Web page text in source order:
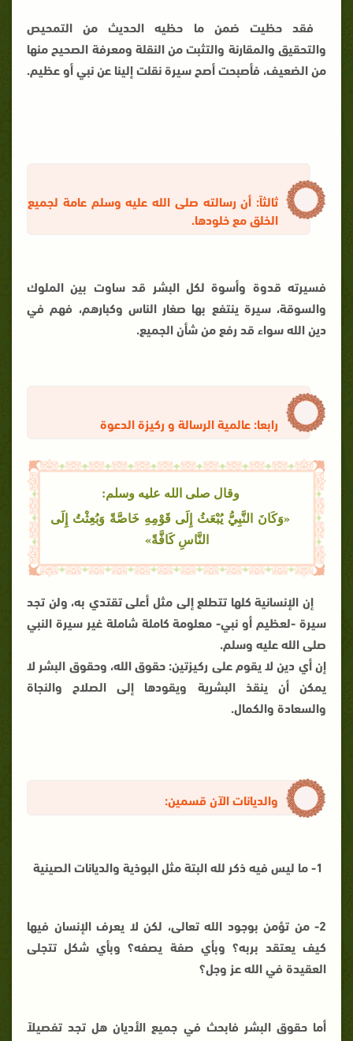
فقد حظيت ضمن ما حظيه الحديث من التمحيص
والتحقيق والمقارنة والتثبت من النقلة ومعرفة الصحيح منها
من الضعيف، فأصبحت أصح سيرة نقلت إلينا عن نبي أو عظيم.
ثالثاً: أن رسالته صلى الله عليه وسلم عامة لجميع
الخلق مع خلودها.
فسيرته قدوة وأسوة لكل البشر قد ساوت بين الملوك
والسوقة، سيرة ينتفع بها صغار الناس وكبارهم، فهم في
دين الله سواء قد رفع من شأن الجميع.
رابعا: عالمية الرسالة و ركيزة الدعوة
وقال صلى الله عليه وسلم:
«وَكَانَ النَّبِيُّ يُبْعَثُ إِلَى قَوْمِهِ خَاصَّةً وَبُعِثْتُ إِلَى
النَّاسِ كَافَّةً»
إن الإنسانية كلها تتطلع إلى مثل أعلى تقتدي به، ولن تجد
سيرة -لعظيم أو نبي- معلومة كاملة شاملة غير سيرة النبي
صلى الله عليه وسلم.
إن أي دين لا يقوم على ركيزتين: حقوق الله، وحقوق البشر لا
يمكن أن ينقذ البشرية ويقودها إلى الصلاح والنجاة
والسعادة والكمال.
والديانات الآن قسمين:
2- من تؤمن بوجود الله تعالى، لكن لا يعرف الإنسان فيها
كيف يعتقد بربه؟ وبأي صفة يصفه؟ وبأي شكل تتجلى
العقيدة في الله عز وجل؟
أما حقوق البشر فابحث في جميع الأديان هل تجد تفصيلاً